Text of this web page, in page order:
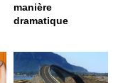
manière
dramatique